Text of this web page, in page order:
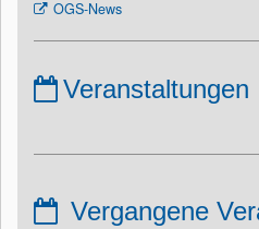
OGS-News
Veranstaltungen
Vergangene